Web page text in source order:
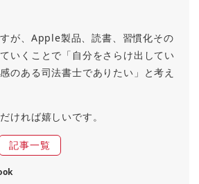
が、Apple製品、読書、習慣化その
いくことで「自分をさらけ出してい
のある司法書士でありたい」と考え
ければ嬉しいです。
記事一覧